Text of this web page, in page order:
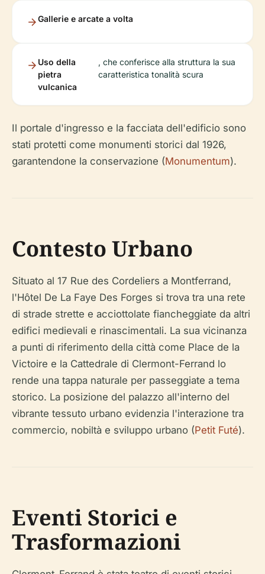
Gallerie e arcate a volta
Uso della
pietra
vulcanica
, che conferisce alla struttura la sua
caratteristica tonalità scura
Il portale d'ingresso e la facciata dell'edificio sono
stati protetti come monumenti storici dal 1926,
garantendone la conservazione (Monumentum).
Contesto Urbano
Situato al 17 Rue des Cordeliers a Montferrand,
l'Hôtel De La Faye Des Forges si trova tra una rete
di strade strette e acciottolate fiancheggiate da altri
edifici medievali e rinascimentali. La sua vicinanza
a punti di riferimento della città come Place de la
Victoire e la Cattedrale di Clermont-Ferrand lo
rende una tappa naturale per passeggiate a tema
storico. La posizione del palazzo all'interno del
vibrante tessuto urbano evidenzia l'interazione tra
commercio, nobiltà e sviluppo urbano (Petit Futé).
Eventi Storici e
Trasformazioni